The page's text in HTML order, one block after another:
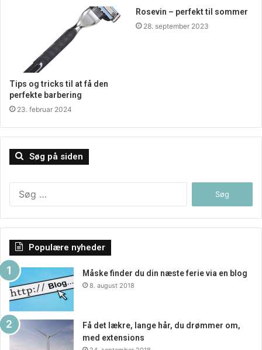
Tips og tricks til at få den
perfekte barbering
23. februar 2024
Rosevin – perfekt til sommer
28. september 2023
Søg på siden
Populære nyheder
Måske finder du din næste ferie via en blog
8. august 2018
Få det lækre, lange hår, du drømmer om,
med extensions